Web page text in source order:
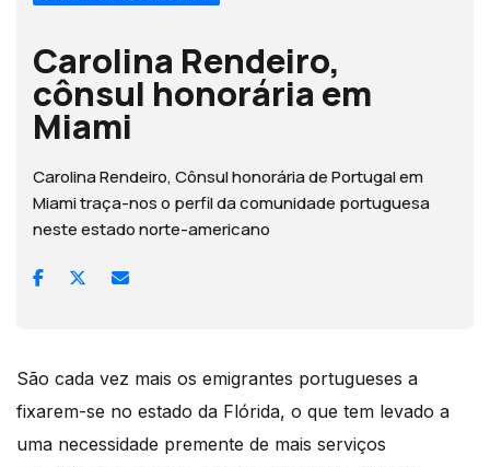
Carolina Rendeiro,
cônsul honorária em
Miami
Carolina Rendeiro, Cônsul honorária de Portugal em
Miami traça-nos o perfil da comunidade portuguesa
neste estado norte-americano
São cada vez mais os emigrantes portugueses a
fixarem-se no estado da Flórida, o que tem levado a
uma necessidade premente de mais serviços